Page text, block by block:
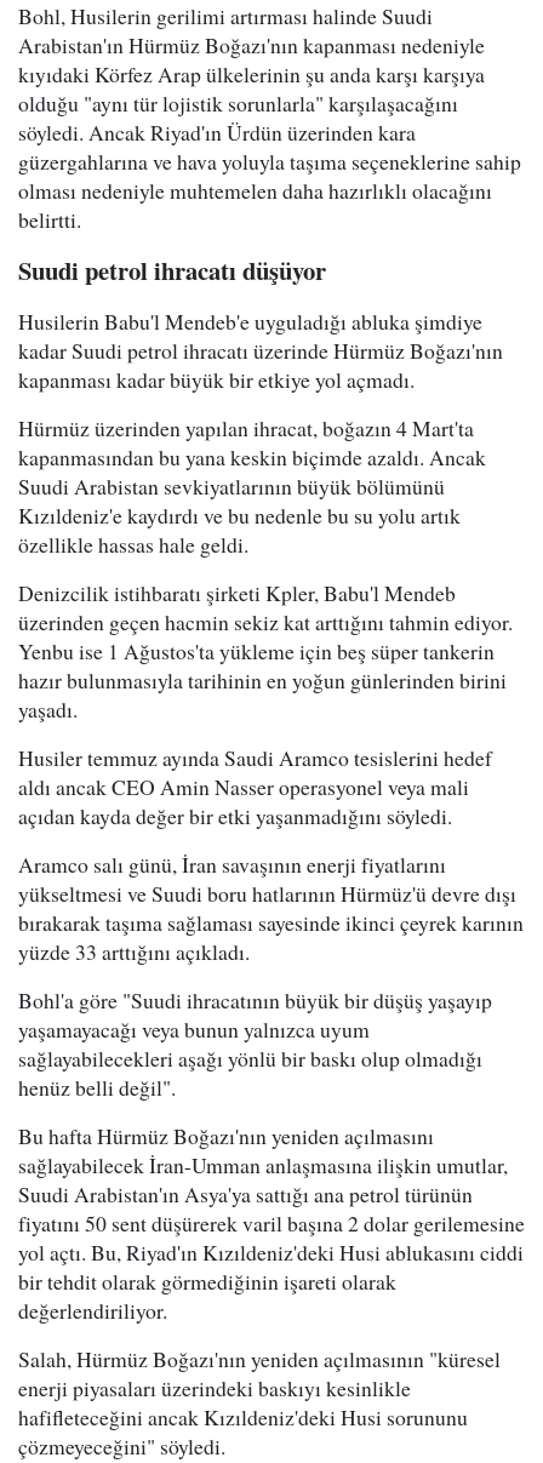
Bohl, Husilerin gerilimi artırması halinde Suudi
Arabistan'ın Hürmüz Boğazı'nın kapanması nedeniyle
kıyıdaki Körfez Arap ülkelerinin şu anda karşı karşıya
olduğu "aynı tür lojistik sorunlarla" karşılaşacağını
söyledi. Ancak Riyad'ın Ürdün üzerinden kara
güzergahlarına ve hava yoluyla taşıma seçeneklerine sahip
olması nedeniyle muhtemelen daha hazırlıklı olacağını
belirtti.
Suudi petrol ihracatı düşüyor
Husilerin Babu'l Mendeb'e uyguladığı abluka şimdiye
kadar Suudi petrol ihracatı üzerinde Hürmüz Boğazı'nın
kapanması kadar büyük bir etkiye yol açmadı.
Hürmüz üzerinden yapılan ihracat, boğazın 4 Mart'ta
kapanmasından bu yana keskin biçimde azaldı. Ancak
Suudi Arabistan sevkiyatlarının büyük bölümünü
Kızıldeniz'e kaydırdı ve bu nedenle bu su yolu artık
özellikle hassas hale geldi.
Denizcilik istihbaratı şirketi Kpler, Babu'l Mendeb
üzerinden geçen hacmin sekiz kat arttığını tahmin ediyor.
Yenbu ise 1 Ağustos'ta yükleme için beş süper tankerin
hazır bulunmasıyla tarihinin en yoğun günlerinden birini
yaşadı.
Husiler temmuz ayında Saudi Aramco tesislerini hedef
aldı ancak CEO Amin Nasser operasyonel veya mali
açıdan kayda değer bir etki yaşanmadığını söyledi.
Aramco salı günü, İran savaşının enerji fiyatlarını
yükseltmesi ve Suudi boru hatlarının Hürmüz'ü devre dışı
bırakarak taşıma sağlaması sayesinde ikinci çeyrek karının
yüzde 33 arttığını açıkladı.
Bohl'a göre "Suudi ihracatının büyük bir düşüş yaşayıp
yaşamayacağı veya bunun yalnızca uyum
sağlayabilecekleri aşağı yönlü bir baskı olup olmadığı
henüz belli değil".
Bu hafta Hürmüz Boğazı'nın yeniden açılmasını
sağlayabilecek İran-Umman anlaşmasına ilişkin umutlar,
Suudi Arabistan'ın Asya'ya sattığı ana petrol türünün
fiyatını 50 sent düşürerek varil başına 2 dolar gerilemesine
yol açtı. Bu, Riyad'ın Kızıldeniz'deki Husi ablukasını ciddi
bir tehdit olarak görmediğinin işareti olarak
değerlendiriliyor.
Salah, Hürmüz Boğazı'nın yeniden açılmasının "küresel
enerji piyasaları üzerindeki baskıyı kesinlikle
hafifleteceğini ancak Kızıldeniz'deki Husi sorununu
çözmeyeceğini" söyledi.